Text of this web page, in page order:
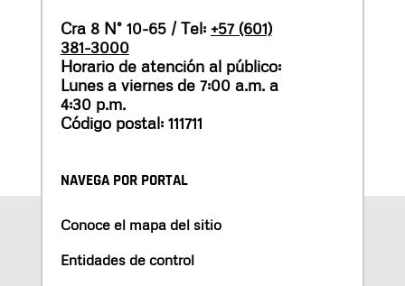
Cra 8 N° 10-65 / Tel: +57 (601)
381-3000
Horario de atención al público:
Lunes a viernes de 7:00 a.m. a
4:30 p.m.
Código postal: 111711
NAVEGA POR PORTAL
Conoce el mapa del sitio
Entidades de control